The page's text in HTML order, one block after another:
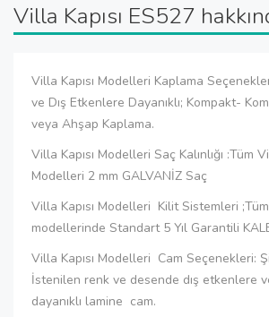
Villa Kapısı ES527
Villa Kapısı Modelleri Kaplama
ve Dış Etkenlere Dayanıklı; Kompakt-
veya Ahşap Kaplama.
Villa Kapısı Modelleri Saç Kalınlığı :Tüm
Modelleri 2 mm GALVANİZ Saç
Villa Kapısı Modelleri Kilit Sistemleri ;Tüm
modellerinde Standart 5 Yıl Garantili
Villa Kapısı Modelleri Cam Seçenekleri:
İstenilen renk ve desende dış etkenlere
dayanıklı lamine cam.